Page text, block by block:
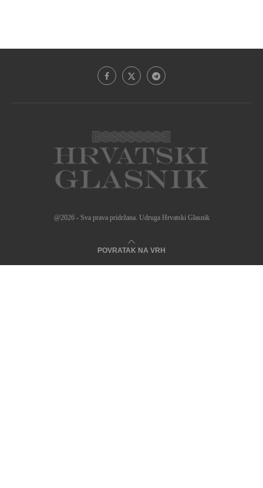
@2026 - Sva prava pridržana. Udruga Hrvatski Glasnik
POVRATAK NA VRH